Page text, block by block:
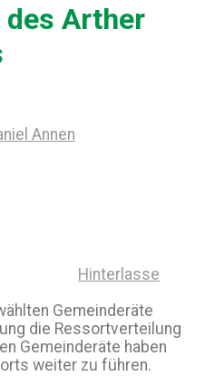
Arther
Annen
Hinterlasse
Gemeinderäte
die Ressortverteilung
Gemeinderäte haben
weiter zu führen.